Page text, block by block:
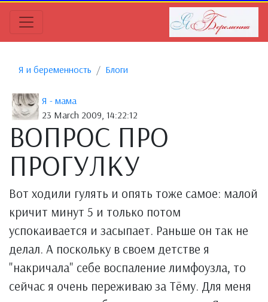
Я и беременность Блоги
Я - мама
23 March 2009, 14:22:12
ВОПРОС ПРО
ПРОГУЛКУ
Вот ходили гулять и опять тоже самое: малой
кричит минут 5 и только потом
успокаивается и засыпает. Раньше он так не
делал. А поскольку в своем детстве я
"накричала" себе воспаление лимфоузла, то
сейчас я очень переживаю за Тёму. Для меня